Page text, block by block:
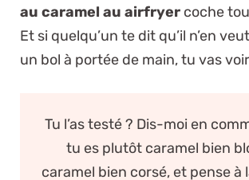
au caramel au airfryer coche
Et si quelqu’un te dit qu’il n’en
un bol à portée de main, tu vas
Tu l’as testé ? Dis-moi en
tu es plutôt caramel bien
caramel bien corsé, et pense à